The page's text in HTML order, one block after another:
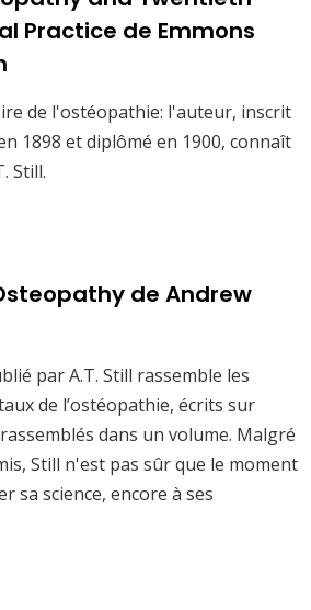
Practice de Emmons
de l'ostéopathie: l'auteur, inscrit
1898 et diplômé en 1900, connaît
Still.
de Andrew
par A.T. Still rassemble les
de l’ostéopathie, écrits sur
dans un volume. Malgré
Still n'est pas sûr que le moment
sa science, encore à ses